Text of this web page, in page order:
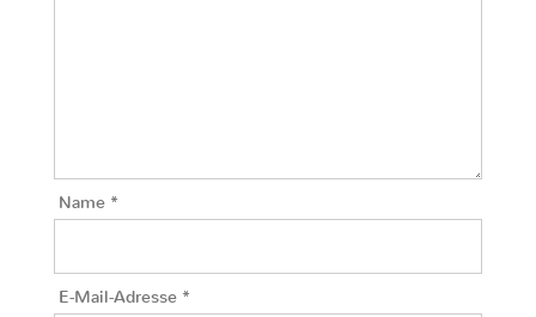
Name *
E-Mail-Adresse *